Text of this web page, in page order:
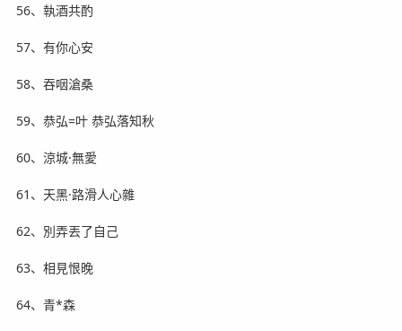
56、執酒共酌
57、有你心安
58、吞咽滄桑
59、恭弘=叶 恭弘落知秋
60、涼城·無愛
61、天黑·路滑人心雜
62、別弄丟了自己
63、相見恨晚
64、青*森